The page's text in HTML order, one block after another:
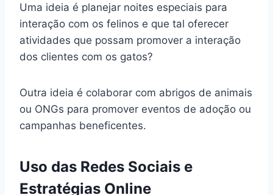
Uma ideia é planejar noites especiais para
interação com os felinos e que tal oferecer
atividades que possam promover a interação
dos clientes com os gatos?
Outra ideia é colaborar com abrigos de animais
ou ONGs para promover eventos de adoção ou
campanhas beneficentes.
Uso das Redes Sociais e
Estratégias Online